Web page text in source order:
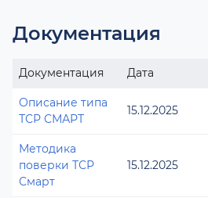
Документация
Документация Дата
Описание типа
ТСР СМАРТ
15.12.2025
Методика
поверки ТСР
Смарт
15.12.2025